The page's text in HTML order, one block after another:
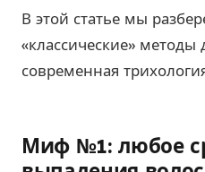
В этой статье мы
«классические» методы
современная
Миф №1: любое